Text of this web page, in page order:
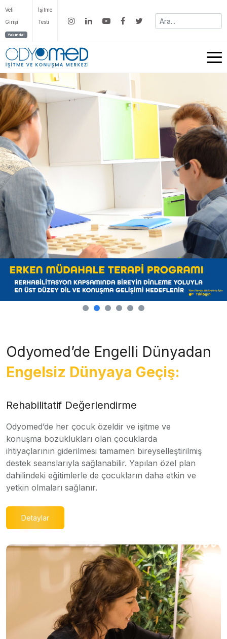
Veli
Girişi
Yakında!
İşitme
Testi
Odyomed’de Engelli Dünyadan
Engelsiz Dünyaya Geçiş:
Rehabilitatif Değerlendirme
Odyomed’de her çocuk özeldir ve işitme ve
konuşma bozuklukları olan çocuklarda
ihtiyaçlarının giderilmesi tamamen bireyselleştirilmiş
destek seanslarıyla sağlanabilir. Yapılan özel plan
dahilindeki eğitimlerle de çocukların daha etkin ve
yetkin olmaları sağlanır.
Detaylar